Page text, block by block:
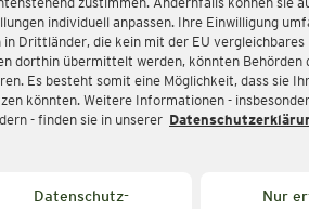
individuell anpassen. Ihre Einwilligung
Drittländer, die kein mit der EU
dorthin übermittelt werden, könnten Behörden
Es besteht somit eine Möglichkeit, dass sie
könnten. Weitere Informationen -
- finden sie in unserer
Datenschutz-
Nur